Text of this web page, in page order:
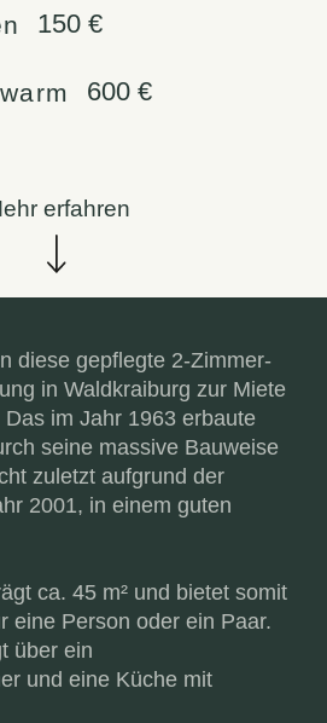
150 €
600 €
erfahren
diese gepflegte 2-Zimmer-
in Waldkraiburg zur Miete
im Jahr 1963 erbaute
seine massive Bauweise
zuletzt aufgrund der
2001, in einem guten
ca. 45 m² und bietet somit
eine Person oder ein Paar.
über ein
und eine Küche mit